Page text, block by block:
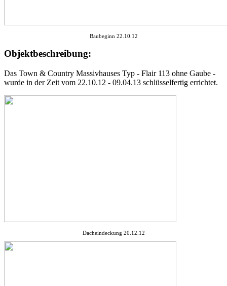
Baubeginn 22.10.12
Objektbeschreibung:
Das Town & Country Massivhauses Typ - Flair 113 ohne Gaube -
wurde in der Zeit vom 22.10.12 - 09.04.13 schlüsselfertig errichtet.
Dacheindeckung 20.12.12